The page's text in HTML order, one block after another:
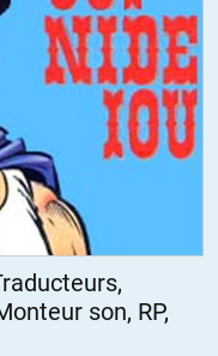
son, RP,